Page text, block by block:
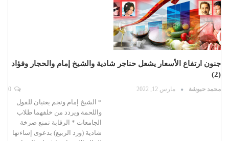
جنون ارتفاع الأسعار يشعل حناجر شادية والشيخ إمام والحجار وفؤاد
(2)
محمد حبوشة مارس 12, 2022
* الشيخ إمام ونجم يغنيان للفول
واللحمة ويردد من خلفهما طلاب
الجامعات * الرقابة تمنع صرخة
شادية (ورد الربيع) بدعوى إساءتها